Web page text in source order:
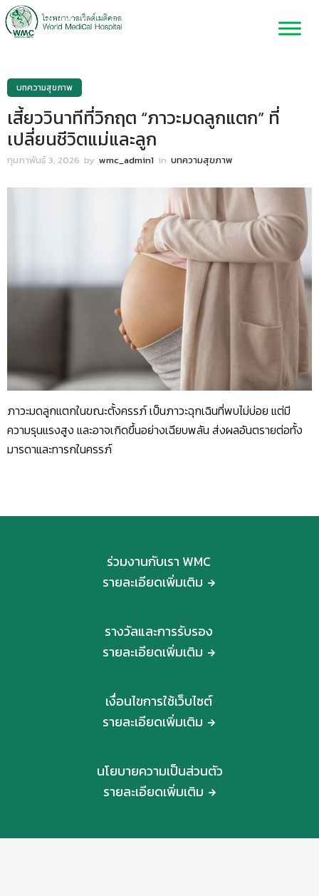
บทความสุขภาพ
เสี้ยววินาทีที่วิกฤต “ภาวะมดลูกแตก” ที่
เปลี่ยนชีวิตแม่และลูก
กุมภาพันธ์ 3, 2026 by wmc_admin1 in บทความสุขภาพ
ภาวะมดลูกแตกในขณะตั้งครรภ์ เป็นภาวะฉุกเฉินที่พบไม่บ่อย แต่มี
ความรุนแรงสูง และอาจเกิดขึ้นอย่างเฉียบพลัน ส่งผลอันตรายต่อทั้ง
มารดาและทารกในครรภ์
ร่วมงานกับเรา WMC
รายละเอียดเพิ่มเติม
รางวัลและการรับรอง
รายละเอียดเพิ่มเติม
เงื่อนไขการใช้เว็บไซต์
รายละเอียดเพิ่มเติม
นโยบายความเป็นส่วนตัว
รายละเอียดเพิ่มเติม